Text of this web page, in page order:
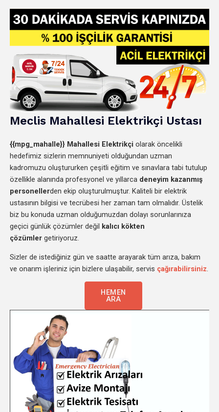
Meclis Mahallesi Elektrikçi Ustası
{{mpg_mahalle}} Mahallesi Elektrikçi olarak öncelikli
hedefimiz sizlerin memnuniyeti olduğundan uzman
kadromuzu oluştururken çeşitli eğitim ve sınavlara tabi tutulup
özellikle alanında profesyonel ve yıllarca deneyim kazanmış
personellerden ekip oluşturulmuştur. Kaliteli bir elektrik
ustasının bilgisi ve tecrübesi her zaman tam olmalıdır. Üstelik
biz bu konuda uzman olduğumuzdan dolayı sorunlarınıza
geçici günlük çözümler değil kalıcı kökten
çözümler getiriyoruz.
Sizler de istediğiniz gün ve saatte arayarak tüm arıza, bakım
ve onarım işleriniz için bizlere ulaşabilir, servis çağırabilirsiniz
HEMEN
ARA